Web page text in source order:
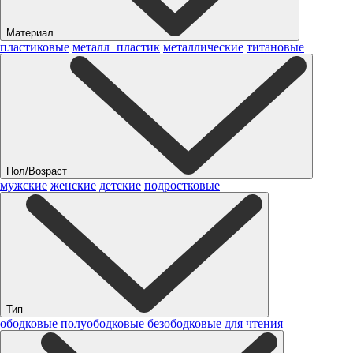
Материал
пластиковые металл+пластик металлические титановые
Пол/Возраст
мужские женские детские подростковые
Тип
ободковые полуободковые безободковые для чтения